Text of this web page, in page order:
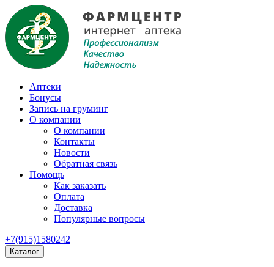
Аптеки
Бонусы
Запись на груминг
О компании
О компании
Контакты
Новости
Обратная связь
Помощь
Как заказать
Оплата
Доставка
Популярные вопросы
+7(915)1580242
Каталог